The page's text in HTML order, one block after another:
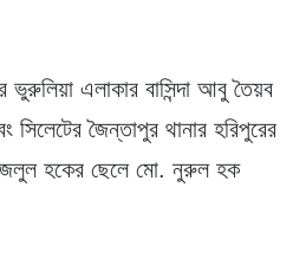
এলাকার বাসিন্দা আবু তৈয়ব
জৈন্তাপুর থানার হরিপুরের
হকের ছেলে মো. নুরুল হক